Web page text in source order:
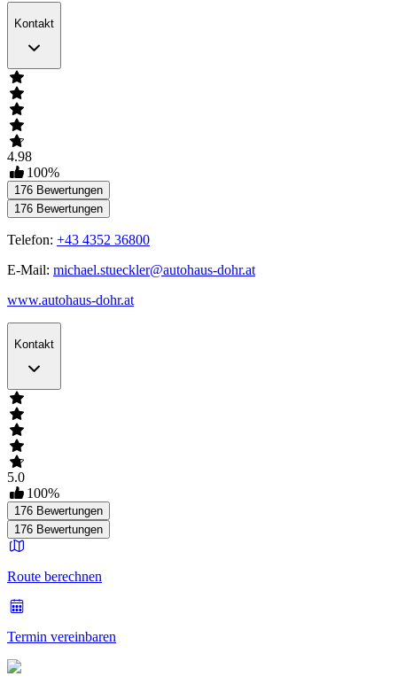
Kontakt
4.98
100%
176 Bewertungen
176 Bewertungen
Telefon: +43 4352 36800
E-Mail: michael.stueckler@autohaus-dohr.at
www.autohaus-dohr.at
Kontakt
5.0
100%
176 Bewertungen
176 Bewertungen
Route berechnen
Termin vereinbaren